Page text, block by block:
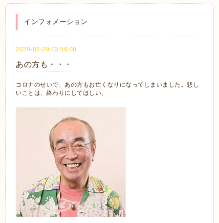
インフォメーション
2020-03-29 03:56:00
あの方も・・・
コロナのせいで、あの方もお亡くなりになってしまいました。悲し
いことは、終わりにしてほしい。